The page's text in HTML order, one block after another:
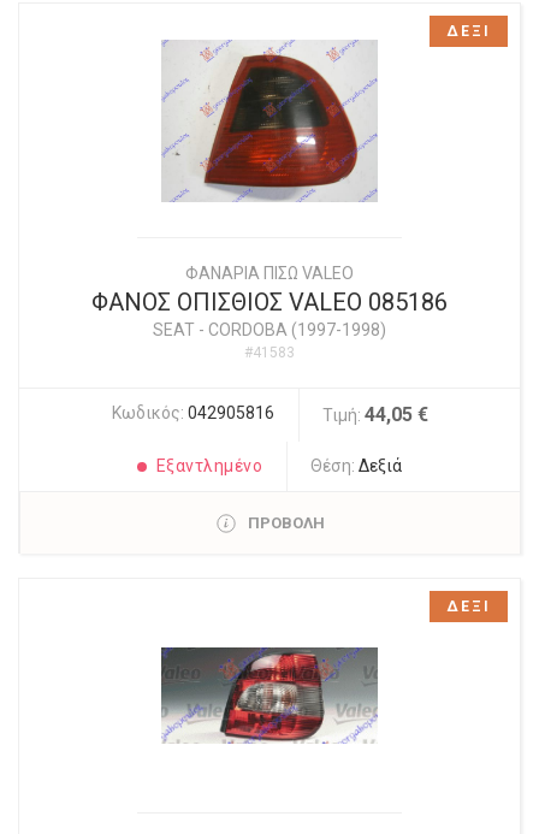
ΦΑΝΑΡΙΑ ΠΙΣΩ VALEO
ΦΑΝΟΣ ΟΠΙΣΘΙΟΣ VALEO 085186
SEAT - CORDOBA (1997-1998)
#41583
Κωδικός: 042905816 Τιμή: 44,05 €
Εξαντλημένο Θέση:Δεξιά
ΠΡΟΒΟΛΗ
ΔΕΞΙ
ΔΕΞΙ